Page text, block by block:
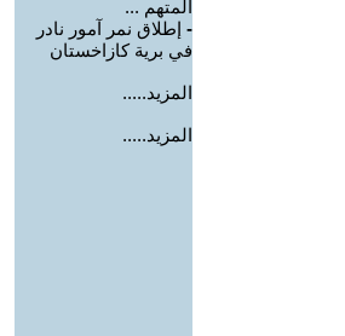
المتهم ...
- إطلاق نمر آمور نادر
في برية كازاخستان
المزيد.....
المزيد.....